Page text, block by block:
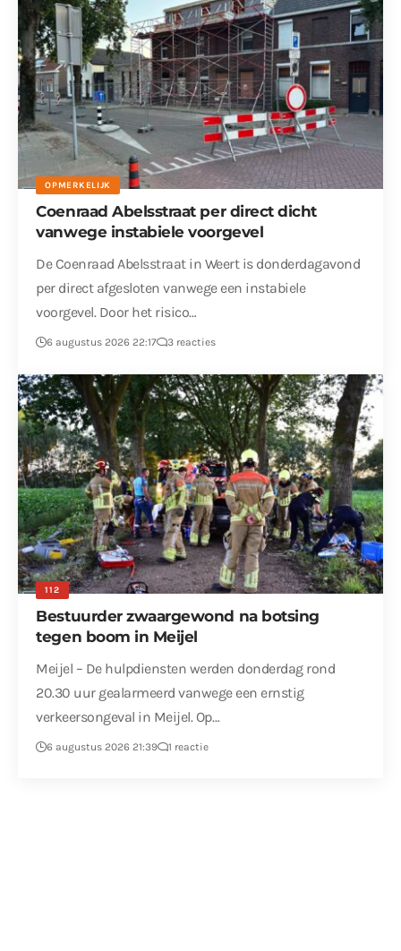
OPMERKELIJK
Coenraad Abelsstraat per direct dicht
vanwege instabiele voorgevel
De Coenraad Abelsstraat in Weert is donderdagavond
per direct afgesloten vanwege een instabiele
voorgevel. Door het risico…
6 augustus 2026 22:17 3 reacties
112
Bestuurder zwaargewond na botsing
tegen boom in Meijel
Meijel – De hulpdiensten werden donderdag rond
20.30 uur gealarmeerd vanwege een ernstig
verkeersongeval in Meijel. Op…
6 augustus 2026 21:39 1 reactie